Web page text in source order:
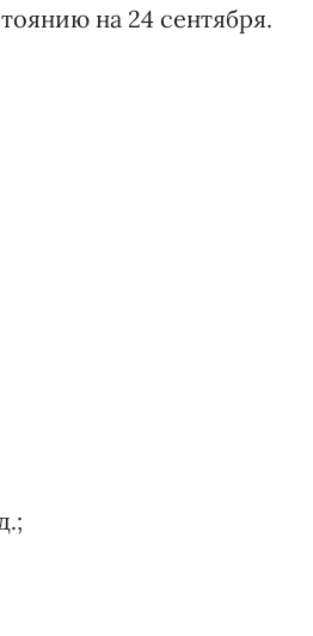
на 24 сентября.